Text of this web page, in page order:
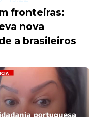
fronteiras:
nova
a brasileiros